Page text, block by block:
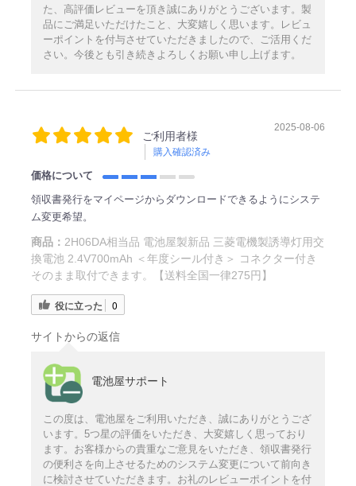
た、高評価レビューを頂き誠にありがとうございます。製
品にご満足いただけたこと、大変嬉しく思います。レビュ
ーポイントを付与させていただきましたので、ご活用くだ
さい。今後とも引き続きよろしくお願い申し上げます。
ご利用者様
購入確認済み
2025-08-06
価格について
領収書発行をマイページからダウンロードできるようにシステ
ム変更希望。
商品： 2H06DA相当品 電池屋製新品 三菱電機製誘導灯用交
換電池 2.4V700mAh ＜年度シール付き＞ コネクター付き
そのまま取付できます。【送料全国一律275円】
役に立った 0
サイトからの返信
電池屋サポート
この度は、電池屋をご利用いただき、誠にありがとうござ
います。5つ星の評価をいただき、大変嬉しく思っており
ます。お客様からの貴重なご意見をいただき、領収書発行
の便利さを向上させるためのシステム変更について前向き
に検討させていただきます。お礼のレビューポイントを付